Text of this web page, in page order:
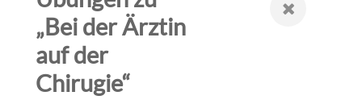
„Bei der Ärztin
auf der
Chirugie“